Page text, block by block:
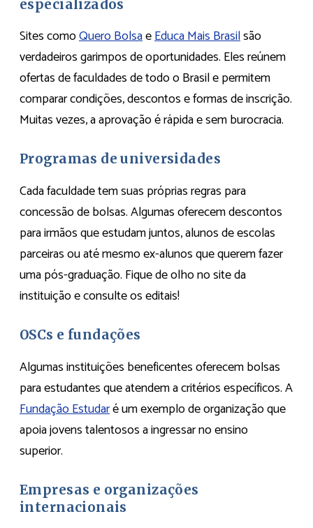
especializados
Sites comoQuero BolsaeEduca Mais Brasilsão
verdadeiros garimpos de oportunidades. Eles reúnem
ofertas de faculdades de todo o Brasil e permitem
comparar condições, descontos e formas de inscrição.
Muitas vezes, a aprovação é rápida e sem burocracia.
Programas de universidades
Cada faculdade tem suas próprias regras para
concessão de bolsas. Algumas oferecem descontos
para irmãos que estudam juntos, alunos de escolas
parceiras ou até mesmo ex-alunos que querem fazer
uma pós-graduação. Fique de olho no site da
instituição e consulte os editais!
OSCs e fundações
Algumas instituições beneficentes oferecem bolsas
para estudantes que atendem a critérios específicos. A
Fundação Estudaré um exemplo de organização que
apoia jovens talentosos a ingressar no ensino
superior.
Empresas e organizações
internacionais